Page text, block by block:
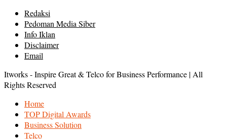
Redaksi
Pedoman Media Siber
Info Iklan
Disclaimer
Email
Itworks - Inspire Great & Telco for Business Performance | All
Rights Reserved
Home
TOP Digital Awards
Business Solution
Telco